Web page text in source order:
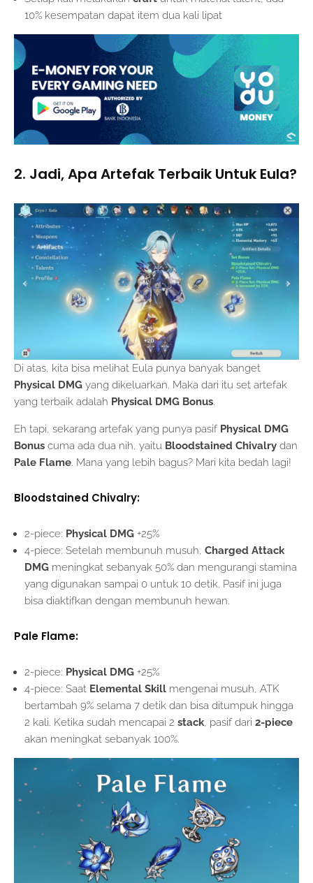
10% kesempatan dapat item dua kali lipat
2. Jadi, Apa Artefak Terbaik Untuk Eula?
Di atas, kita bisa melihat Eula punya banyak banget
Physical DMG yang dikeluarkan. Maka dari itu set artefak
yang terbaik adalah Physical DMG Bonus.
Eh tapi, sekarang artefak yang punya pasif Physical DMG
Bonus cuma ada dua nih, yaitu Bloodstained Chivalry dan
Pale Flame. Mana yang lebih bagus? Mari kita bedah lagi!
Bloodstained Chivalry:
2-piece: Physical DMG +25%
4-piece: Setelah membunuh musuh, Charged Attack
DMG meningkat sebanyak 50% dan mengurangi stamina
yang digunakan sampai 0 untuk 10 detik. Pasif ini juga
bisa diaktifkan dengan membunuh hewan.
Pale Flame:
2-piece: Physical DMG +25%
4-piece: Saat Elemental Skill mengenai musuh, ATK
bertambah 9% selama 7 detik dan bisa ditumpuk hingga
2 kali. Ketika sudah mencapai 2 stack, pasif dari 2-piece
akan meningkat sebanyak 100%.